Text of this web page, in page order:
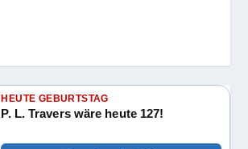
HEUTE GEBURTSTAG
P. L. Travers wäre heute 127!